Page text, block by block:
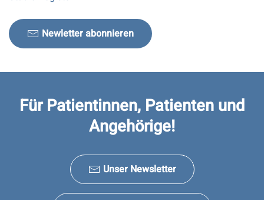
Newletter abonnieren
Für Patientinnen, Patienten und
Angehörige!
Unser Newsletter